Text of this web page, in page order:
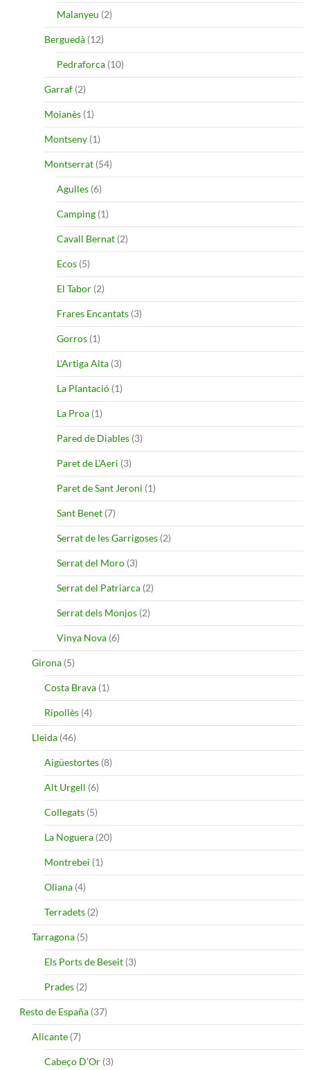
Malanyeu (2)
Berguedà (12)
Pedraforca (10)
Garraf (2)
Moianès (1)
Montseny (1)
Montserrat (54)
Agulles (6)
Camping (1)
Cavall Bernat (2)
Ecos (5)
El Tabor (2)
Frares Encantats (3)
Gorros (1)
L'Artiga Alta (3)
La Plantació (1)
La Proa (1)
Pared de Diables (3)
Paret de L'Aeri (3)
Paret de Sant Jeroni (1)
Sant Benet (7)
Serrat de les Garrigoses (2)
Serrat del Moro (3)
Serrat del Patriarca (2)
Serrat dels Monjos (2)
Vinya Nova (6)
Girona (5)
Costa Brava (1)
Ripollès (4)
Lleida (46)
Aigüestortes (8)
Alt Urgell (6)
Collegats (5)
La Noguera (20)
Montrebei (1)
Oliana (4)
Terradets (2)
Tarragona (5)
Els Ports de Beseit (3)
Prades (2)
Resto de España (37)
Alicante (7)
Cabeço D’Or (3)